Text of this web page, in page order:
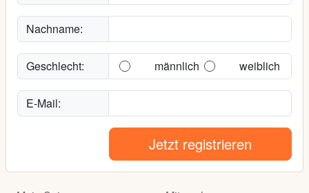
Nachname:
Geschlecht: männlich weiblich
E-Mail:
Jetzt registrieren